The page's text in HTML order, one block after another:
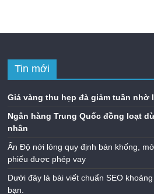
Tin mới
Giá vàng thu hẹp đà giảm tuần nhờ
Ngân hàng Trung Quốc đồng loạt
nhân
Ấn Độ nới lỏng quy định bán khống,
phiếu được phép vay
Dưới đây là bài viết chuẩn SEO
bạn.